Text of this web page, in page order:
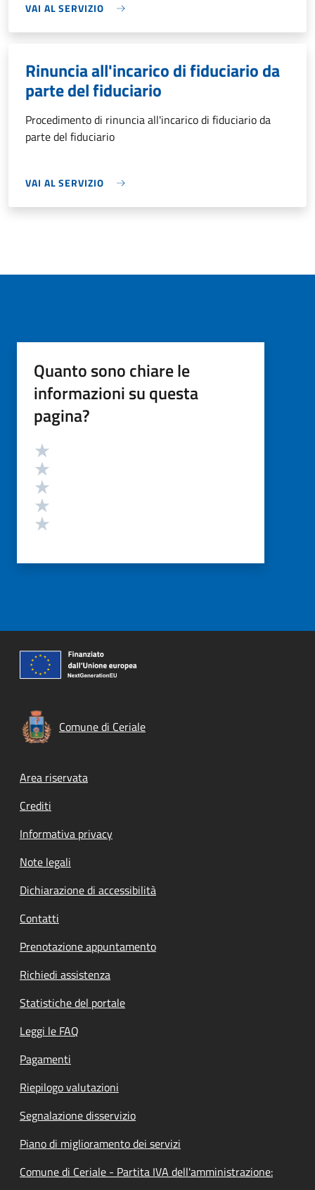
VAI AL SERVIZIO
Rinuncia all'incarico di fiduciario da
parte del fiduciario
Procedimento di rinuncia all'incarico di fiduciario da
parte del fiduciario
VAI AL SERVIZIO
Quanto sono chiare le
informazioni su questa
pagina?
Valutazione
Comune di Ceriale
Footer menu
Area riservata
Crediti
Informativa privacy
Note legali
Dichiarazione di accessibilità
Contatti
Prenotazione appuntamento
Richiedi assistenza
Statistiche del portale
Leggi le FAQ
Pagamenti
Riepilogo valutazioni
Segnalazione disservizio
Piano di miglioramento dei servizi
Comune di Ceriale - Partita IVA dell'amministrazione: